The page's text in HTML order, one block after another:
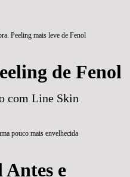
Peeling mais leve de Fenol
de Fenol
pouco mais envelhecida
Antes e